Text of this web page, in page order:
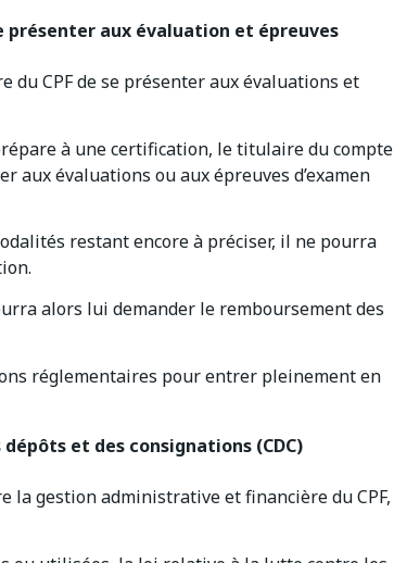
présenter aux évaluation et épreuves
CPF de se présenter aux évaluations et
à une certification, le titulaire du compte
aux évaluations ou aux épreuves d’examen
restant encore à préciser, il ne pourra
alors lui demander le remboursement des
réglementaires pour entrer pleinement en
et des consignations (CDC)
la gestion administrative et financière du CPF,